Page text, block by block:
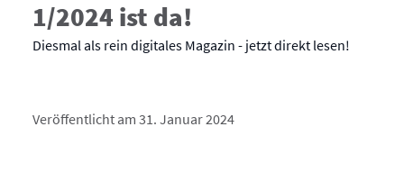
1/2024 ist da!
Diesmal als rein digitales Magazin - jetzt direkt lesen!
Veröffentlicht am 31. Januar 2024